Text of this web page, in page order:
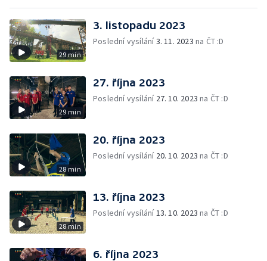
29 min
3. listopadu 2023
Poslední vysílání3. 11. 2023 na ČT :D
29 min
27. října 2023
Poslední vysílání 27. 10. 2023 na ČT :D
28 min
20. října 2023
Poslední vysílání 20. 10. 2023 na ČT :D
28 min
13. října 2023
Poslední vysílání13. 10. 2023 na ČT :D
6. října 2023